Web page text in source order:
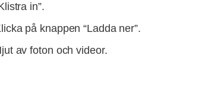
in”.
på knappen “Ladda ner”.
av foton och videor.